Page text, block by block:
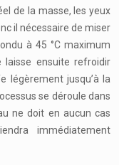
de la masse, les yeux
il nécessaire de miser
à 45 °C maximum
laisse ensuite refroidir
légèrement jusqu’à la
se déroule dans
ne doit en aucun cas
immédiatement